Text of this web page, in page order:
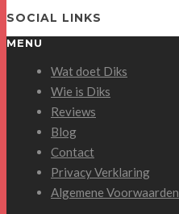
SOCIAL LINKS
MENU
Wat doet Diks
Wie is Diks
Reviews
Blog
Contact
Privacy Verklaring
Algemene Voorwaarden